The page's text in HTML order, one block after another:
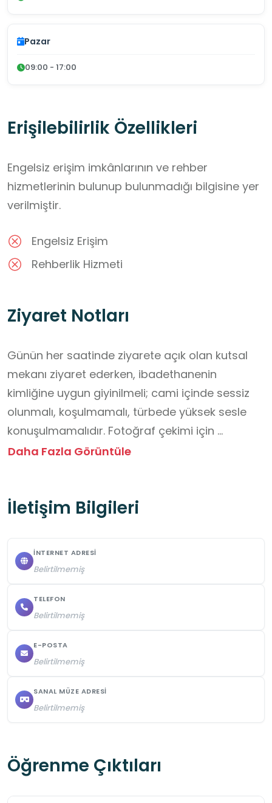
Pazar
09:00 - 17:00
Erişilebilirlik Özellikleri
Engelsiz erişim imkânlarının ve rehber
hizmetlerinin bulunup bulunmadığı bilgisine yer
verilmiştir.
Engelsiz Erişim
Rehberlik Hizmeti
Ziyaret Notları
Günün her saatinde ziyarete açık olan kutsal
mekanı ziyaret ederken, ibadethanenin
kimliğine uygun giyinilmeli; cami içinde sessiz
olunmalı, koşulmamalı, türbede yüksek sesle
konuşulmamalıdır. Fotoğraf çekimi için
öğretmen ve görevli kişilerin yönlendirmelerine
kişilere saygı gösterilmeli ve taş süsleme ile
Daha Fazla Görüntüle
İletişim Bilgileri
İNTERNET ADRESI
Belirtilmemiş
TELEFON
Belirtilmemiş
E-POSTA
Belirtilmemiş
SANAL MÜZE ADRESI
Belirtilmemiş
Öğrenme Çıktıları